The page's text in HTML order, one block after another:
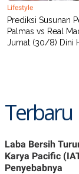
D
SIBER
PRIVACY
Lifestyle
Prediksi Susunan
Palmas vs Real
Jumat (30/8) Dini
Terbaru
Laba Bersih
Karya Pacific
Penyebabnya